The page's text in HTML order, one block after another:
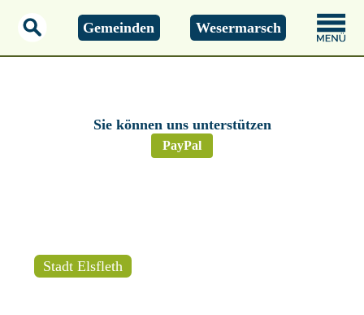
Gemeinden Wesermarsch
Sie können uns unterstützen
PayPal
Stadt Elsfleth